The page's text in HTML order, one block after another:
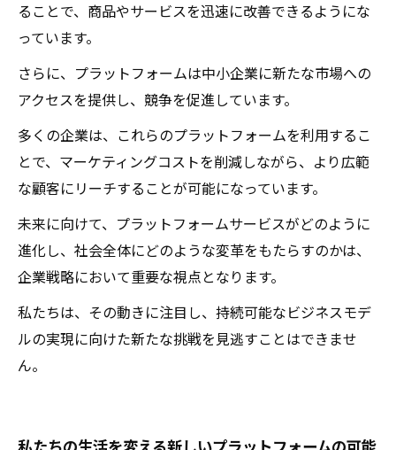
ることで、商品やサービスを迅速に改善できるようにな
っています。
さらに、プラットフォームは中小企業に新たな市場への
アクセスを提供し、競争を促進しています。
多くの企業は、これらのプラットフォームを利用するこ
とで、マーケティングコストを削減しながら、より広範
な顧客にリーチすることが可能になっています。
未来に向けて、プラットフォームサービスがどのように
進化し、社会全体にどのような変革をもたらすのかは、
企業戦略において重要な視点となります。
私たちは、その動きに注目し、持続可能なビジネスモデ
ルの実現に向けた新たな挑戦を見逃すことはできませ
ん。